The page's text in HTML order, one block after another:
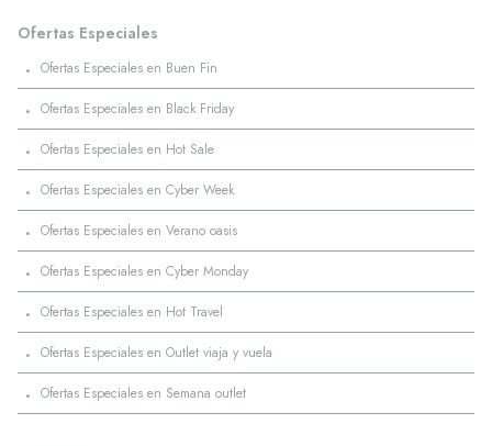
Ofertas Especiales
· Ofertas Especiales en Buen Fin
· Ofertas Especiales en Black Friday
· Ofertas Especiales en Hot Sale
· Ofertas Especiales en Cyber Week
· Ofertas Especiales en Verano oasis
· Ofertas Especiales en Cyber Monday
· Ofertas Especiales en Hot Travel
· Ofertas Especiales en Outlet viaja y vuela
· Ofertas Especiales en Semana outlet